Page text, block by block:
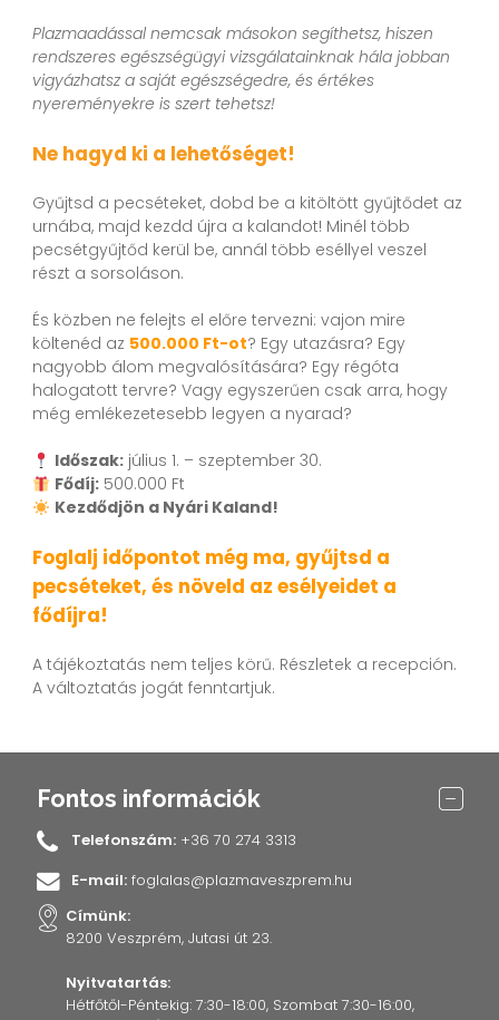
Plazmaadással nemcsak másokon segíthetsz, hiszen
rendszeres egészségügyi vizsgálatainknak hála jobban
vigyázhatsz a saját egészségedre, és értékes
nyereményekre is szert tehetsz!
Ne hagyd ki a lehetőséget!
Gyűjtsd a pecséteket, dobd be a kitöltött gyűjtődet az
urnába, majd kezdd újra a kalandot! Minél több
pecsétgyűjtőd kerül be, annál több eséllyel veszel
részt a sorsoláson.
És közben ne felejts el előre tervezni: vajon mire
költenéd az 500.000 Ft-ot? Egy utazásra? Egy
nagyobb álom megvalósítására? Egy régóta
halogatott tervre? Vagy egyszerűen csak arra, hogy
még emlékezetesebb legyen a nyarad?
Időszak:július 1. – szeptember 30.
Fődíj:500.000 Ft
Kezdődjön a Nyári Kaland!
Foglalj időpontot még ma, gyűjtsd a
pecséteket, és növeld az esélyeidet a
fődíjra!
A tájékoztatás nem teljes körű. Részletek a recepción.
A változtatás jogát fenntartjuk.
Fontos információk
Telefonszám: +36 70 274 3313
E-mail: foglalas@plazmaveszprem.hu
Címünk:
8200 Veszprém, Jutasi út 23.
Nyitvatartás:
Hétfőtől-Péntekig: 7:30-18:00, Szombat 7:30-16:00,